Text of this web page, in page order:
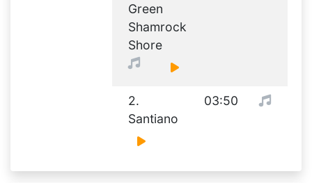
Green
Shamrock
Shore
2.
Santiano
03:50